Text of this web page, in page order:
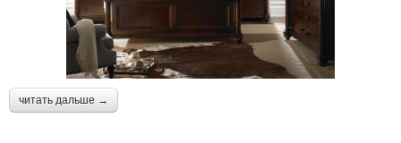
читать дальше →